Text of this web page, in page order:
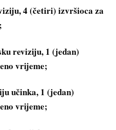
4 (četiri) izvršioca za
reviziju, 1 (jedan)
vrijeme;
učinka, 1 (jedan)
vrijeme;